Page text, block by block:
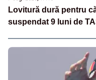
Lovitură dură pentru
suspendat 9 luni de